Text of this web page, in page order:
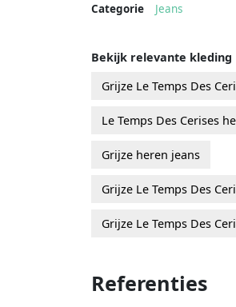
Categorie
Jeans
Bekijk relevante kleding
Grijze Le Temps Des
Le Temps Des Cerises
Grijze heren jeans
Grijze Le Temps Des
Grijze Le Temps Des
Referenties